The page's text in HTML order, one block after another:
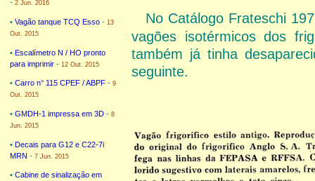
- 2 Jun. 2016
• Vagão tanque TCQ Esso - 13
Out. 2015
• Escalímetro N / HO pronto
para imprimir - 12 Out. 2015
• Carro n° 115 CPEF / ABPF - 9
Out. 2015
• GMDH-1 impressa em 3D - 8
Jun. 2015
• Decais para G12 e C22-7i
MRN - 7 Jun. 2015
• Cabine de sinalização em
No Catálogo Frateschi
vagões isotérmicos dos
também já tinha
seguinte.